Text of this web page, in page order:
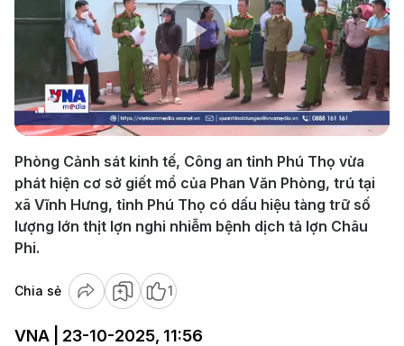
Play
Video
Phòng Cảnh sát kinh tế, Công an tỉnh Phú Thọ vừa
phát hiện cơ sở giết mổ của Phan Văn Phòng, trú tại
xã Vĩnh Hưng, tỉnh Phú Thọ có dấu hiệu tàng trữ số
lượng lớn thịt lợn nghi nhiễm bệnh dịch tả lợn Châu
Phi.
Chia sẻ 1
VNA | 23-10-2025, 11:56